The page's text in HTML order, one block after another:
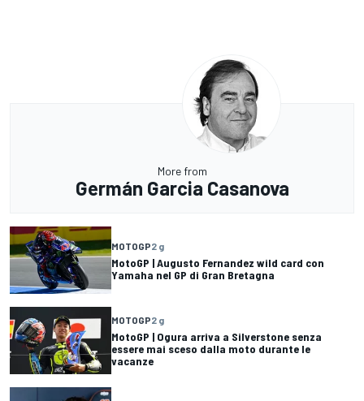
More from
Germán Garcia Casanova
MOTOGP2 g
MotoGP | Augusto Fernandez wild card con
Yamaha nel GP di Gran Bretagna
MOTOGP2 g
MotoGP | Ogura arriva a Silverstone senza
essere mai sceso dalla moto durante le
vacanze